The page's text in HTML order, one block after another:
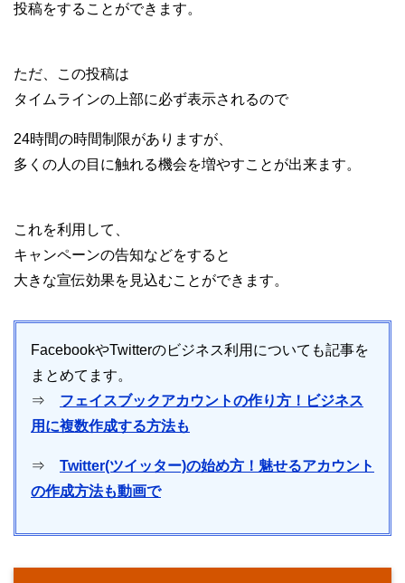
投稿をすることができます。
ただ、この投稿は
タイムラインの上部に必ず表示されるので
24時間の時間制限がありますが、
多くの人の目に触れる機会を増やすことが出来ます。
これを利用して、
キャンペーンの告知などをすると
大きな宣伝効果を見込むことができます。
FacebookやTwitterのビジネス利用についても記事を
まとめてます。
⇒ フェイスブックアカウントの作り方！ビジネス
用に複数作成する方法も
⇒ Twitter(ツイッター)の始め方！魅せるアカウント
の作成方法も動画で